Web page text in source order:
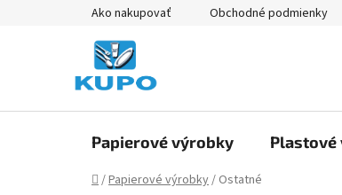
Ako nakupovať Obchodné podmienky
Papierové výrobky
Domov
/Papierové výrobky/ Ostatné